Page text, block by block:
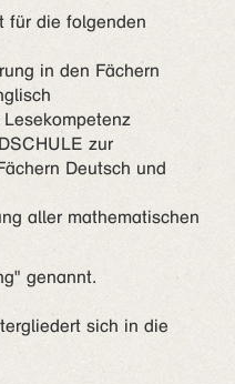
für die folgenden
in den Fächern
zur
Deutsch und
aller mathematischen
genannt.
sich in die